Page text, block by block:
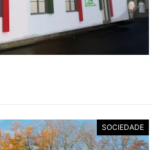
SOCIEDADE